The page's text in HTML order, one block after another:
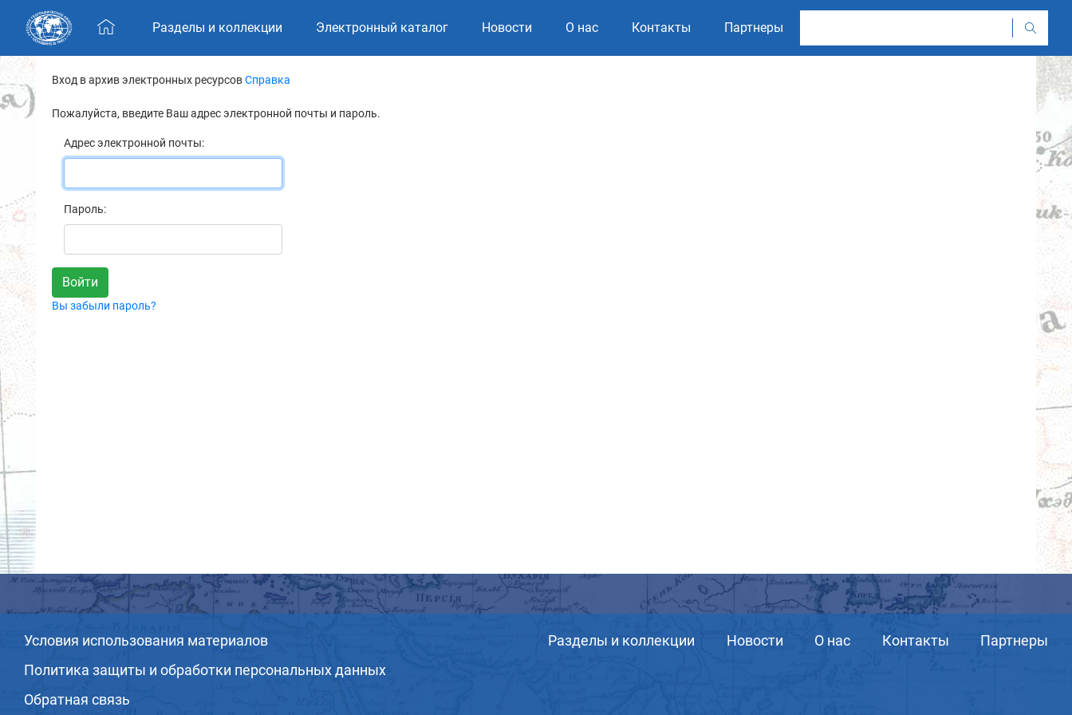
Skip navigation
Разделы и коллекции Электронный каталог Новости О нас Контакты Партнеры
Вход в архив электронных ресурсовСправка
Пожалуйста, введите Ваш адрес электронной почты и пароль.
Адрес электронной почты:
Пароль:
Вы забыли пароль?
Условия использования материалов
Политика защиты и обработки персональных данных
Обратная связь
Разделы и коллекции Новости О нас Контакты Партнеры